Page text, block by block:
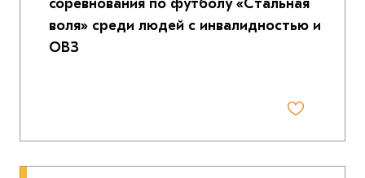
воля» среди людей с инвалидностью и
ОВЗ